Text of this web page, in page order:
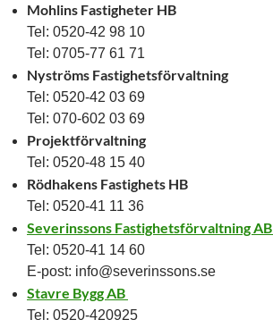
Mohlins Fastigheter HB
Tel: 0520-42 98 10
Tel: 0705-77 61 71
Nyströms Fastighetsförvaltning
Tel: 0520-42 03 69
Tel: 070-602 03 69
Projektförvaltning
Tel: 0520-48 15 40
Rödhakens Fastighets HB
Tel: 0520-41 11 36
Severinssons Fastighetsförvaltning AB
Tel: 0520-41 14 60
E-post: info@severinssons.se
Stavre Bygg AB
Tel: 0520-420925